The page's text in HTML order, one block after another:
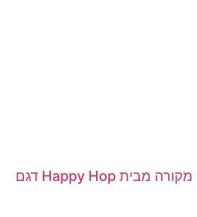
מתנפח טירה גדולה מקורה מבית Happy Hop דגם